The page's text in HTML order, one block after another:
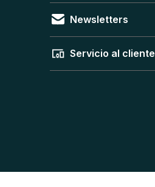
Newsletters
Servicio al cliente